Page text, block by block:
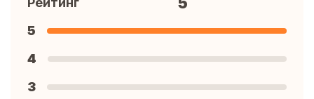
5
4
3